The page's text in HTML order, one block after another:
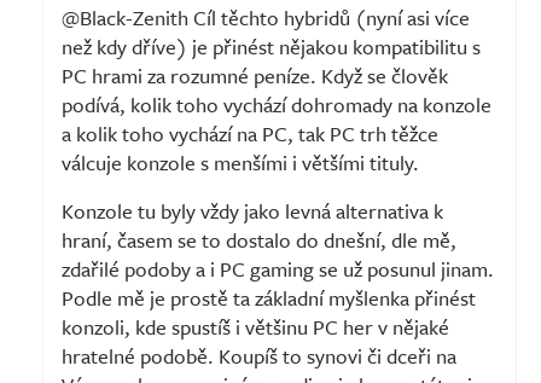
@Black-Zenith Cíl těchto hybridů (nyní asi více
než kdy dříve) je přinést nějakou kompatibilitu s
PC hrami za rozumné peníze. Když se člověk
podívá, kolik toho vychází dohromady na konzole
a kolik toho vychází na PC, tak PC trh těžce
válcuje konzole s menšími i většími tituly.
Konzole tu byly vždy jako levná alternativa k
hraní, časem se to dostalo do dnešní, dle mě,
zdařilé podoby a i PC gaming se už posunul jinam.
Podle mě je prostě ta základní myšlenka přinést
konzoli, kde spustíš i většinu PC her v nějaké
hratelné podobě. Koupíš to synovi či dceři na